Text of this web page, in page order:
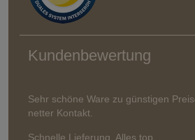
Kundenbewertung
Sehr schöne Ware zu günstigen
netter Kontakt.
Schnelle Lieferung. Alles top.